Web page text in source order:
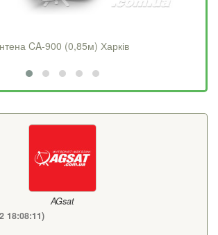
CA-900 (0,85м) Харків
AGsat
18:08:11)